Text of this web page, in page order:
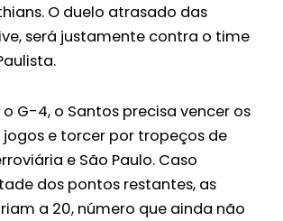
O duelo atrasado das
será justamente contra o time
G-4, o Santos precisa vencer os
e torcer por tropeços de
e São Paulo. Caso
dos pontos restantes, as
a 20, número que ainda não